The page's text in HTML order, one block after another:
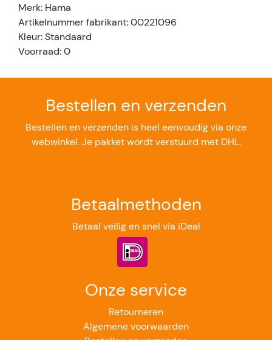
Merk: Hama
Artikelnummer fabrikant: 00221096
Kleur: Standaard
Voorraad: 0
Bestellen en verzenden
Bestellen en verzenden is heel eenvoudig via onze
webwinkel. Je pakket wordt verstuurd met DHL.
Betaalmethoden
Betaal veilig en snel via iDeal
Onze service
Retourneren
Algemene voorwaarden